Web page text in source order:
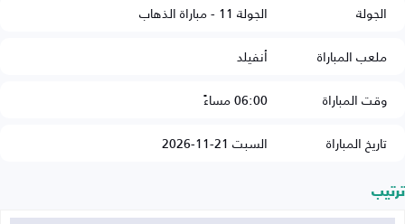
الجولة
الجولة 11 - مباراة الذهاب
ملعب المباراة
أنفيلد
وقت المباراة
06:00 مساءً
تاريخ المباراة
السبت 21-11-2026
ترتيب